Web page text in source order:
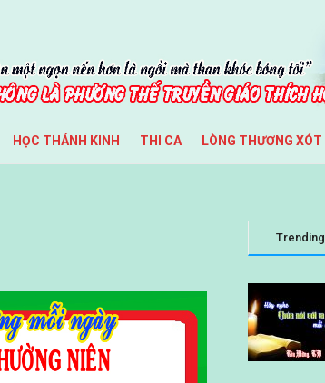
HỌC THÁNH KINH THI CA LÒNG THƯƠNG XÓT
Trending